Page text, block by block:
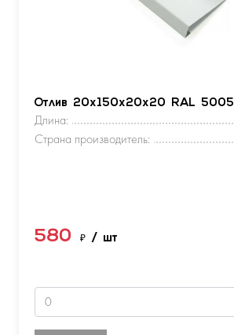
Отлив 20х150х20х20 RAL 5005
Длина:
Страна производитель:
580 ₽ / шт